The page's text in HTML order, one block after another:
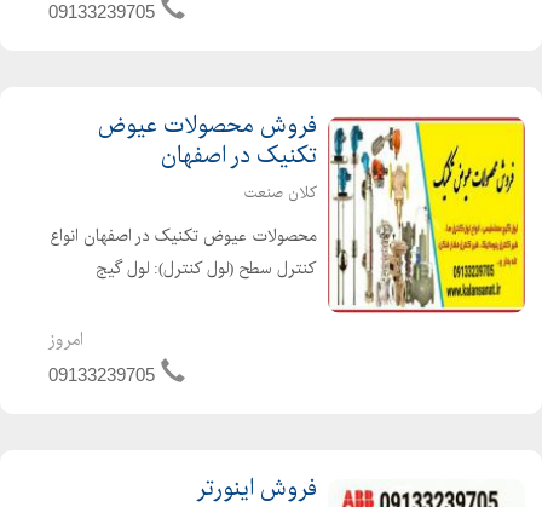
09133239705
فروش محصولات عیوض
تکنیک در اصفهان
کلان صنعت
محصولات عیوض تکنیک در اصفهان انواع
کنترل سطح (لول کنترل): لول گیج
مایعات،لول ترانسمیتر، شیرکنترلی(کنترل
امروز
09133239705
فروش اینورتر